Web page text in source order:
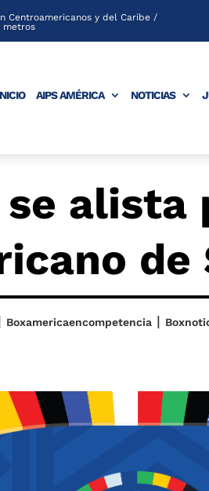
Centroamericanos y del Caribe /
metros
AIPS AMÉRICA NOTICIAS
se alista
de
Boxamericaencompetencia|